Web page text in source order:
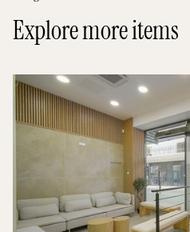
Explore more items